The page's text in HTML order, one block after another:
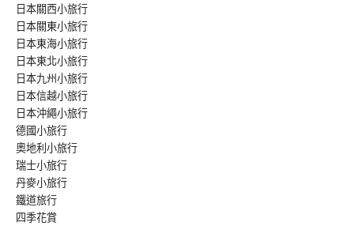
日本關西小旅行
日本關東小旅行
日本東海小旅行
日本東北小旅行
日本九州小旅行
日本信越小旅行
日本沖繩小旅行
德國小旅行
奧地利小旅行
瑞士小旅行
丹麥小旅行
鐵道旅行
四季花賞